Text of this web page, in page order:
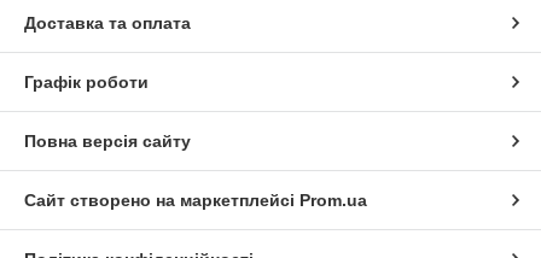
Доставка та оплата
Графік роботи
Повна версія сайту
Сайт створено на маркетплейсі Prom.ua